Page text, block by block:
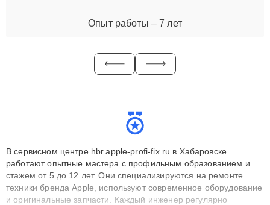
Опыт работы – 7 лет
В сервисном центре hbr.apple-profi-fix.ru в Хабаровске
работают опытные мастера с профильным образованием и
стажем от 5 до 12 лет. Они специализируются на ремонте
техники бренда Apple, используют современное оборудование
и оригинальные запчасти. Каждый инженер регулярно